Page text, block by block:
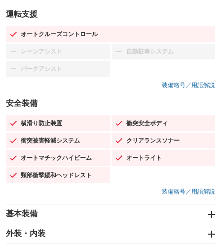
運転支援
オートクルーズコントロール
：装備あり
レーンアシスト
：装備なし 自動駐車システム
：装備なし
パークアシスト
：装備なし
装備略号／用語解説
安全装備
横滑り防止装置
：装備あり 衝突安全ボディ
：装備あり
衝突被害軽減システム
：装備あり クリアランスソナー
：装備あり
オートマチックハイビーム
：装備あり オートライト
：装備あり
頸部衝撃緩和ヘッドレスト
：装備あり
装備略号／用語解説
基本装備
エアバッグ：運転席/助手席/サイド
：装備あり
外装・内装